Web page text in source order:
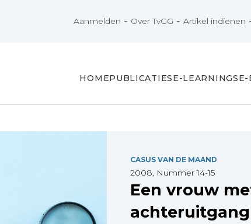
Aanmelden - Over TvGG -Artikel indienen
HOMEPUBLICATIESE-LEARNINGSE-
CASUS VAN DE MAAND
2008, Nummer 14-15
Een vrouw